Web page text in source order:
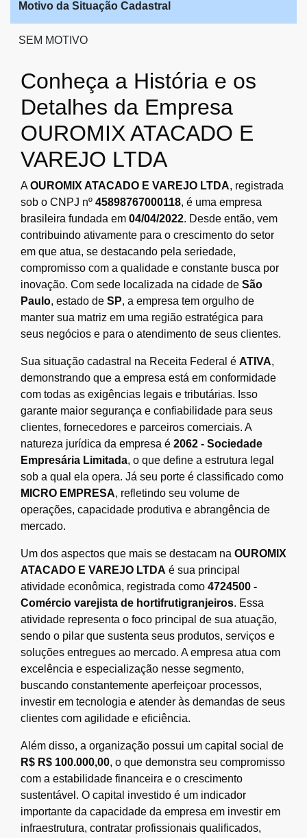
Motivo da Situação Cadastral
SEM MOTIVO
Conheça a História e os
Detalhes da Empresa
OUROMIX ATACADO E
VAREJO LTDA
AOUROMIX ATACADO E VAREJO LTDA, registrada
sob o CNPJ nº 45898767000118, é uma empresa
brasileira fundada em 04/04/2022. Desde então, vem
contribuindo ativamente para o crescimento do setor
em que atua, se destacando pela seriedade,
compromisso com a qualidade e constante busca por
inovação. Com sede localizada na cidade de São
Paulo, estado de SP, a empresa tem orgulho de
manter sua matriz em uma região estratégica para
seus negócios e para o atendimento de seus clientes.
Sua situação cadastral na Receita Federal é ATIVA,
demonstrando que a empresa está em conformidade
com todas as exigências legais e tributárias. Isso
garante maior segurança e confiabilidade para seus
clientes, fornecedores e parceiros comerciais. A
natureza jurídica da empresa é 2062 - Sociedade
Empresária Limitada, o que define a estrutura legal
sob a qual ela opera. Já seu porte é classificado como
MICRO EMPRESA, refletindo seu volume de
operações, capacidade produtiva e abrangência de
mercado.
Um dos aspectos que mais se destacam na OUROMIX
ATACADO E VAREJO LTDA é sua principal
atividade econômica, registrada como 4724500 -
Comércio varejista de hortifrutigranjeiros. Essa
atividade representa o foco principal de sua atuação,
sendo o pilar que sustenta seus produtos, serviços e
soluções entregues ao mercado. A empresa atua com
excelência e especialização nesse segmento,
buscando constantemente aperfeiçoar processos,
investir em tecnologia e atender às demandas de seus
clientes com agilidade e eficiência.
Além disso, a organização possui um capital social de
R$ R$ 100.000,00, o que demonstra seu compromisso
com a estabilidade financeira e o crescimento
sustentável. O capital investido é um indicador
importante da capacidade da empresa em investir em
infraestrutura, contratar profissionais qualificados,